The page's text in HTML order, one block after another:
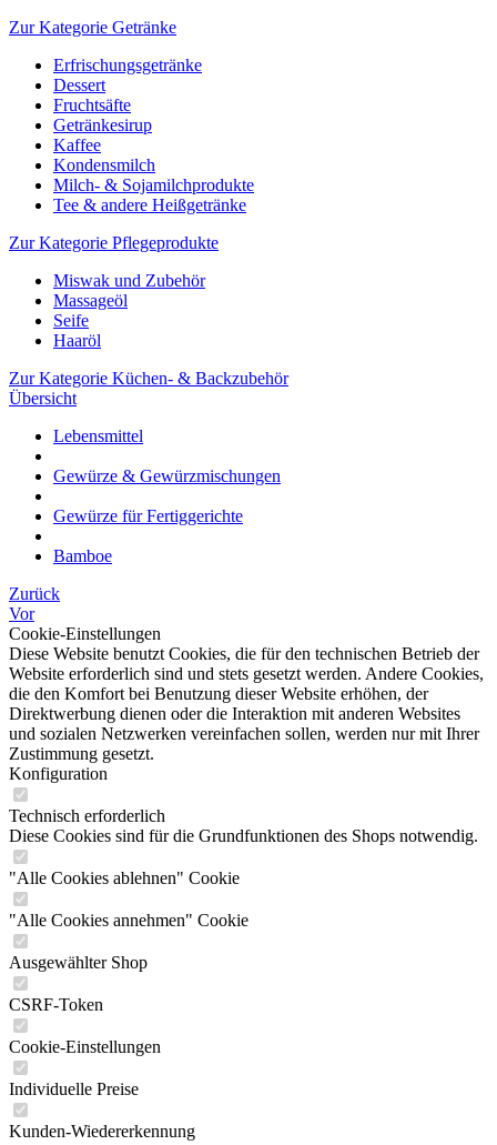
Zur Kategorie Getränke
Erfrischungsgetränke
Dessert
Fruchtsäfte
Getränkesirup
Kaffee
Kondensmilch
Milch- & Sojamilchprodukte
Tee & andere Heißgetränke
Zur Kategorie Pflegeprodukte
Miswak und Zubehör
Massageöl
Seife
Haaröl
Zur Kategorie Küchen- & Backzubehör
Übersicht
Lebensmittel
Gewürze & Gewürzmischungen
Gewürze für Fertiggerichte
Bamboe
Zurück
Vor
Cookie-Einstellungen
Diese Website benutzt Cookies, die für den technischen Betrieb der
Website erforderlich sind und stets gesetzt werden. Andere Cookies,
die den Komfort bei Benutzung dieser Website erhöhen, der
Direktwerbung dienen oder die Interaktion mit anderen Websites
und sozialen Netzwerken vereinfachen sollen, werden nur mit Ihrer
Zustimmung gesetzt.
Konfiguration
Technisch erforderlich
Diese Cookies sind für die Grundfunktionen des Shops notwendig.
"Alle Cookies ablehnen" Cookie
"Alle Cookies annehmen" Cookie
Ausgewählter Shop
CSRF-Token
Cookie-Einstellungen
Individuelle Preise
Kunden-Wiedererkennung